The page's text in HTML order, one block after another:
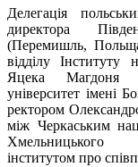
Делегація
директора
(Перемишль,
відділу Інституту
Яцека Магдоня
університет імені
ректором
між Черкаським
інститутом про